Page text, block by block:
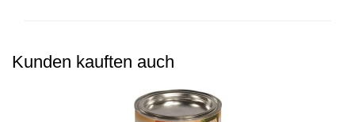
Kunden kauften auch